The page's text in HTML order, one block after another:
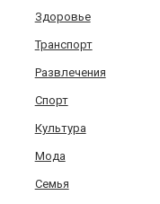
Здоровье
Транспорт
Развлечения
Спорт
Культура
Мода
Семья